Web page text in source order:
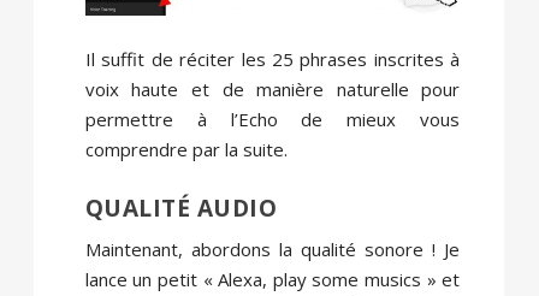
Il suffit de réciter les 25 phrases inscrites à
voix haute et de manière naturelle pour
permettre à l’Echo de mieux vous
comprendre par la suite.
QUALITÉ AUDIO
Maintenant, abordons la qualité sonore ! Je
lance un petit « Alexa, play some musics » et